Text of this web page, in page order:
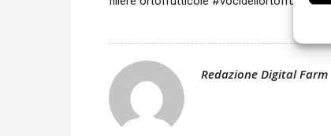
Redazione Digital Farm